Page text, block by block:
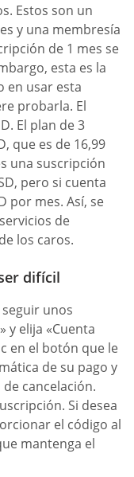
Estos son un
y una membresía
de 1 mes se
esta es la
en usar esta
probarla. El
El plan de 3
que es de 16,99
una suscripción
pero si cuenta
por mes. Así, se
de
los caros.
difícil
unos
y elija «Cuenta
en el botón que le
de su pago y
cancelación.
Si desea
el código al
mantenga el